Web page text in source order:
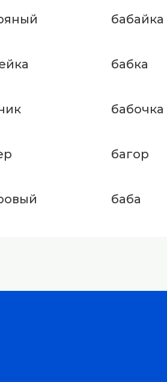
бабайка
бабка
бабочка
багор
баба